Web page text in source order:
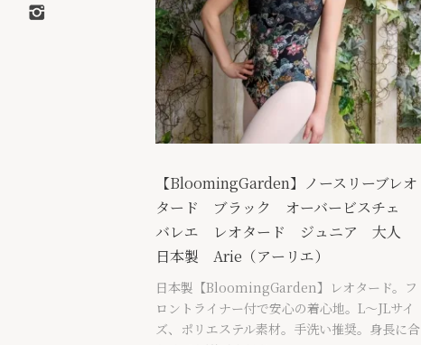
【BloomingGarden】ノースリーブレオ
タード ブラック オーバービスチェ
バレエ レオタード ジュニア 大人
日本製 Arie（アーリエ）
日本製【BloomingGarden】レオタード。フ
ロントライナー付で安心の着心地。L〜JLサイ
ズ、ポリエステル素材。手洗い推奨。身長に合